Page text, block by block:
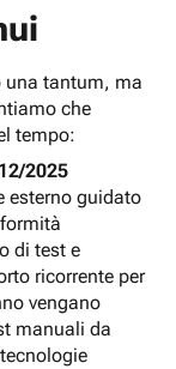
una tantum, ma
che
tempo:
2025
esterno guidato
di test e
ricorrente per
vengano
manuali da